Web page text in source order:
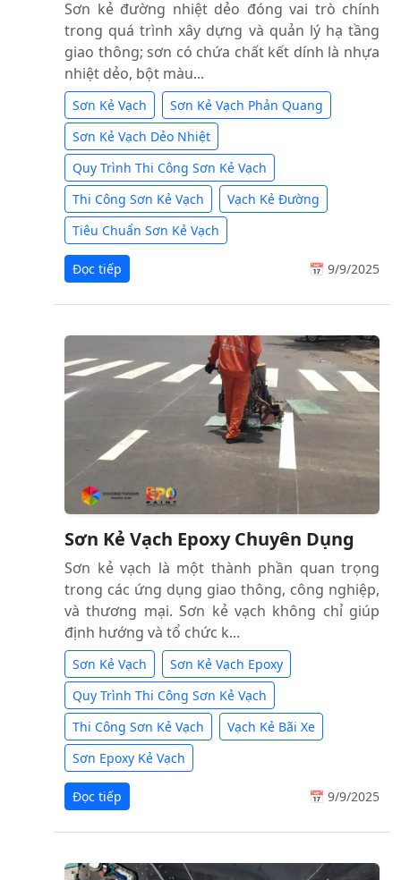
Sơn kẻ đường nhiệt dẻo đóng vai trò chính
trong quá trình xây dựng và quản lý hạ tầng
giao thông; sơn có chứa chất kết dính là nhựa
nhiệt dẻo, bột màu...
Sơn Kẻ Vạch
Sơn Kẻ Vạch Phản Quang
Sơn Kẻ Vạch Dẻo Nhiệt
Quy Trình Thi Công Sơn Kẻ Vạch
Thi Công Sơn Kẻ Vạch
Vạch Kẻ Đường
Tiêu Chuẩn Sơn Kẻ Vạch
Đọc tiếp 📅 9/9/2025
Sơn Kẻ Vạch Epoxy Chuyên Dụng
Sơn kẻ vạch là một thành phần quan trọng
trong các ứng dụng giao thông, công nghiệp,
và thương mại. Sơn kẻ vạch không chỉ giúp
định hướng và tổ chức k...
Sơn Kẻ Vạch
Sơn Kẻ Vạch Epoxy
Quy Trình Thi Công Sơn Kẻ Vạch
Thi Công Sơn Kẻ Vạch
Vạch Kẻ Bãi Xe
Sơn Epoxy Kẻ Vạch
Đọc tiếp 📅 9/9/2025